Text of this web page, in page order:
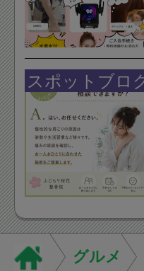
スポットブロ
グルメ